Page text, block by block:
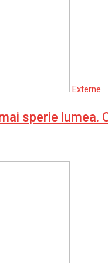
Externe
sperie lumea.